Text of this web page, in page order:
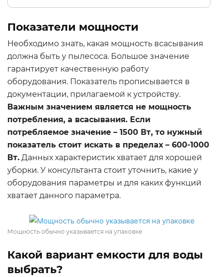
Показатели мощности
Необходимо знать, какая мощность всасывания
должна быть у пылесоса. Большое значение
гарантирует качественную работу
оборудования. Показатель прописывается в
документации, прилагаемой к устройству.
Важным значением является не мощность
потребления, а всасывания. Если
потребляемое значение – 1500 Вт, то нужный
показатель стоит искать в пределах – 600-1000
Вт. Данных характеристик хватает для хорошей
уборки. У консультанта стоит уточнить, какие у
оборудования параметры и для каких функций
хватает данного параметра.
Мощность обычно указывается на упаковке
Какой вариант емкости для воды
выбрать?